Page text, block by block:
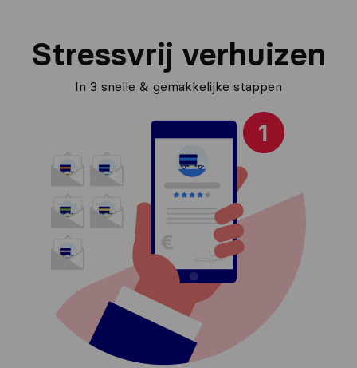
Stressvrij verhuizen
In 3 snelle & gemakkelijke stappen